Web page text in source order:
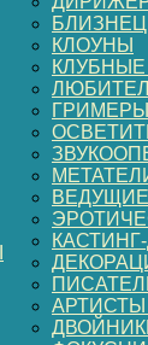
КЛОУНЫ
КЛУБНЫЕ
ГРИМЕРЫ